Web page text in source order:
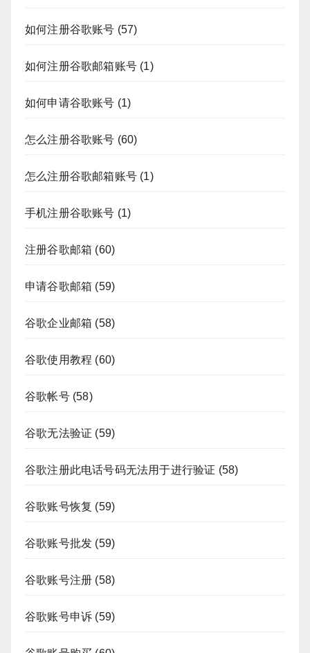
如何注册谷歌账号 (57)
如何注册谷歌邮箱账号 (1)
如何申请谷歌账号 (1)
怎么注册谷歌账号 (60)
怎么注册谷歌邮箱账号 (1)
手机注册谷歌账号 (1)
注册谷歌邮箱 (60)
申请谷歌邮箱 (59)
谷歌企业邮箱 (58)
谷歌使用教程 (60)
谷歌帐号(58)
谷歌无法验证 (59)
谷歌注册此电话号码无法用于进行验证 (58)
谷歌账号恢复 (59)
谷歌账号批发 (59)
谷歌账号注册 (58)
谷歌账号申诉 (59)